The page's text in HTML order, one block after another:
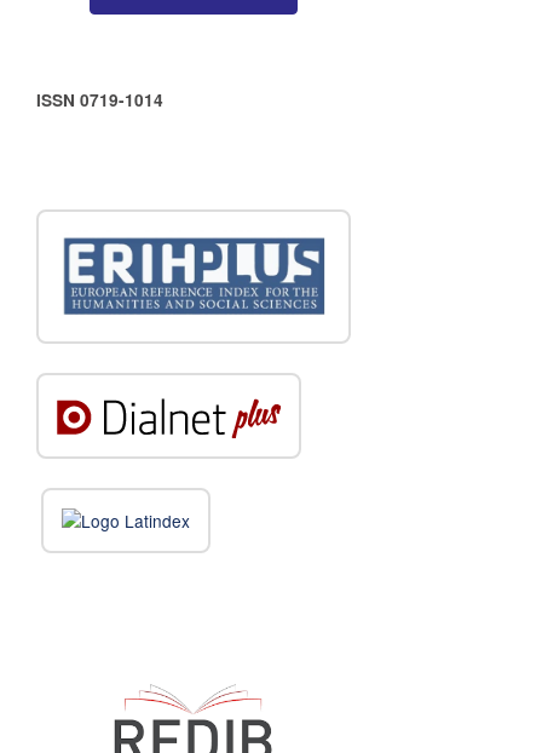
ISSN 0719-1014